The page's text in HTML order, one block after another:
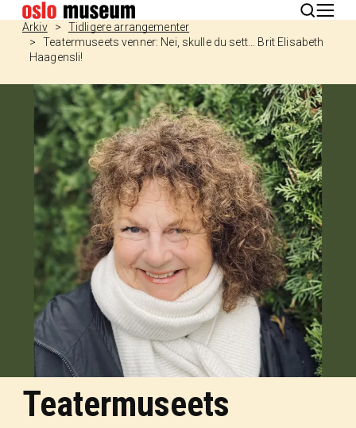
English
Arkiv
Tidligere arrangementer
Teatermuseets venner: Nei, skulle du sett... Brit Elisabeth
Haagensli!
Teatermuseets